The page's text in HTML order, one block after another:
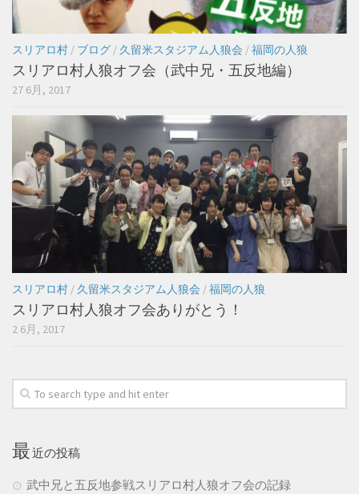
スリアロ村 / ブログ / 久留米スタジアム人狼会 /福岡の人狼
スリアロ村人狼オフ会（武中兄・五反地編）
27 6月, 2017
スリアロ村 / 久留米スタジアム人狼会 /福岡の人狼
スリアロ村人狼オフ会ありがとう！
2 6月, 2017
最近の投稿
武中兄と五反地参戦スリアロ村人狼オフ会の記録